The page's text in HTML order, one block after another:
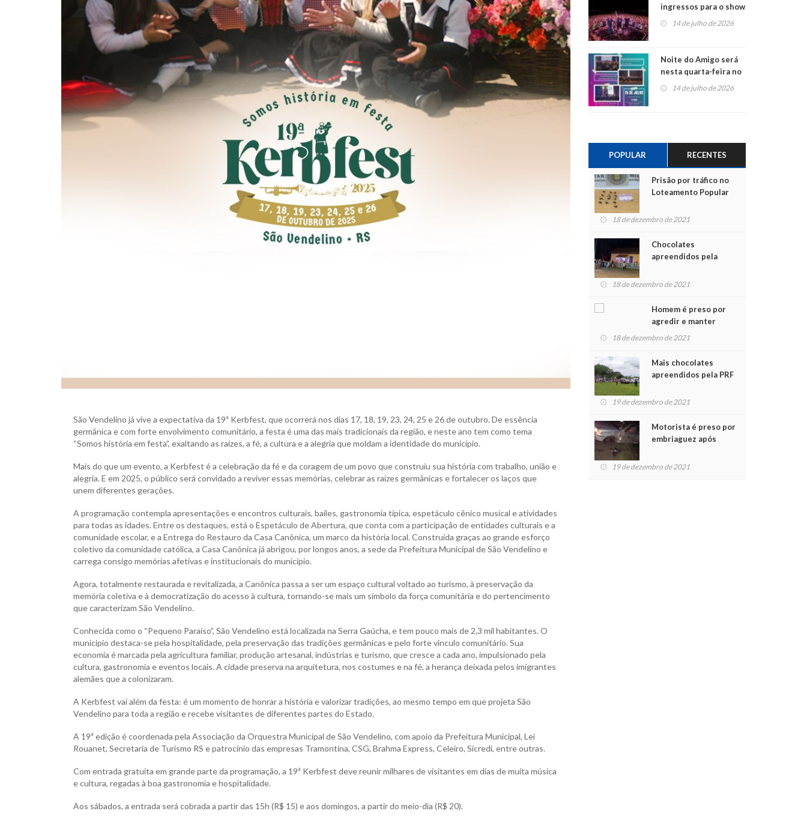
São Vendelino já vive a expectativa da 19ª Kerbfest, que ocorrerá nos dias 17, 18, 19, 23, 24, 25 e 26 de outubro. De essência
germânica e com forte envolvimento comunitário, a festa é uma das mais tradicionais da região, e neste ano tem como tema
“Somos história em festa”, exaltando as raízes, a fé, a cultura e a alegria que moldam a identidade do município.
Mais do que um evento, a Kerbfest é a celebração da fé e da coragem de um povo que construiu sua história com trabalho, união e
alegria. E em 2025, o público será convidado a reviver essas memórias, celebrar as raízes germânicas e fortalecer os laços que
unem diferentes gerações.
A programação contempla apresentações e encontros culturais, bailes, gastronomia típica, espetáculo cênico musical e atividades
para todas as idades. Entre os destaques, está o Espetáculo de Abertura, que conta com a participação de entidades culturais e a
comunidade escolar, e a Entrega do Restauro da Casa Canônica, um marco da história local. Construída graças ao grande esforço
coletivo da comunidade católica, a Casa Canônica já abrigou, por longos anos, a sede da Prefeitura Municipal de São Vendelino e
carrega consigo memórias afetivas e institucionais do município.
Agora, totalmente restaurada e revitalizada, a Canônica passa a ser um espaço cultural voltado ao turismo, à preservação da
memória coletiva e à democratização do acesso à cultura, tornando-se mais um símbolo da força comunitária e do pertencimento
que caracterizam São Vendelino.
Conhecida como o “Pequeno Paraíso”, São Vendelino está localizada na Serra Gaúcha, e tem pouco mais de 2,3 mil habitantes. O
município destaca-se pela hospitalidade, pela preservação das tradições germânicas e pelo forte vínculo comunitário. Sua
economia é marcada pela agricultura familiar, produção artesanal, indústrias e turismo, que cresce a cada ano, impulsionado pela
cultura, gastronomia e eventos locais. A cidade preserva na arquitetura, nos costumes e na fé, a herança deixada pelos imigrantes
alemães que a colonizaram.
A Kerbfest vai além da festa: é um momento de honrar a história e valorizar tradições, ao mesmo tempo em que projeta São
Vendelino para toda a região e recebe visitantes de diferentes partes do Estado.
A 19ª edição é coordenada pela Associação da Orquestra Municipal de São Vendelino, com apoio da Prefeitura Municipal, Lei
Rouanet, Secretaria de Turismo RS e patrocínio das empresas Tramontina, CSG, Brahma Express, Celeiro, Sicredi, entre outras.
Com entrada gratuita em grande parte da programação, a 19ª Kerbfest deve reunir milhares de visitantes em dias de muita música
e cultura, regadas à boa gastronomia e hospitalidade.
Aos sábados, a entrada será cobrada a partir das 15h (R$ 15) e aos domingos, a partir do meio-dia (R$ 20).
ingressos para o show
do Jota Quest nos 45
anos da Sicredi Ouro
14 de julho de 2026
Noite do Amigo será
nesta quarta-feira no
Centro de Cultura de
14 de julho de 2026
POPULAR RECENTES
Prisão por tráfico no
Loteamento Popular
18 de dezembro de 2021
Chocolates
apreendidos pela
para crianças na
18 de dezembro de 2021
Homem é preso por
agredir e manter
mulher em cárcere
18 de dezembro de 2021
Mais chocolates
apreendidos pela PRF
crianças no Natal
19 de dezembro de 2021
Motorista é preso por
embriaguez após
feridos
19 de dezembro de 2021